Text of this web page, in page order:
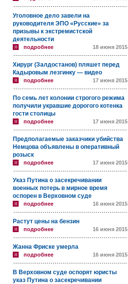
Уголовное дело завели на
руководителя ЭПО «Русские» за
призывы к экстремистской
деятельности
подробнее 18 июня 2015
Хирург (Залдостанов) пляшет перед
Кадыровым лезгинку — видео
подробнее 17 июня 2015
По семь лет колонии строгого режима
получили укравшие дорогого котенка
гости столицы
подробнее 17 июня 2015
Предполагаемые заказчики убийства
Немцова объявлены в оперативный
розыск
подробнее 17 июня 2015
Указ Путина о засекречивании
военных потерь в мирное время
оспорен в Верховном суде
подробнее 16 июня 2015
Растут цены на бензин
подробнее 16 июня 2015
Жанна Фриске умерла
подробнее 16 июня 2015
В Верховном суде оспорят юристы
указ Путина о засекречивании